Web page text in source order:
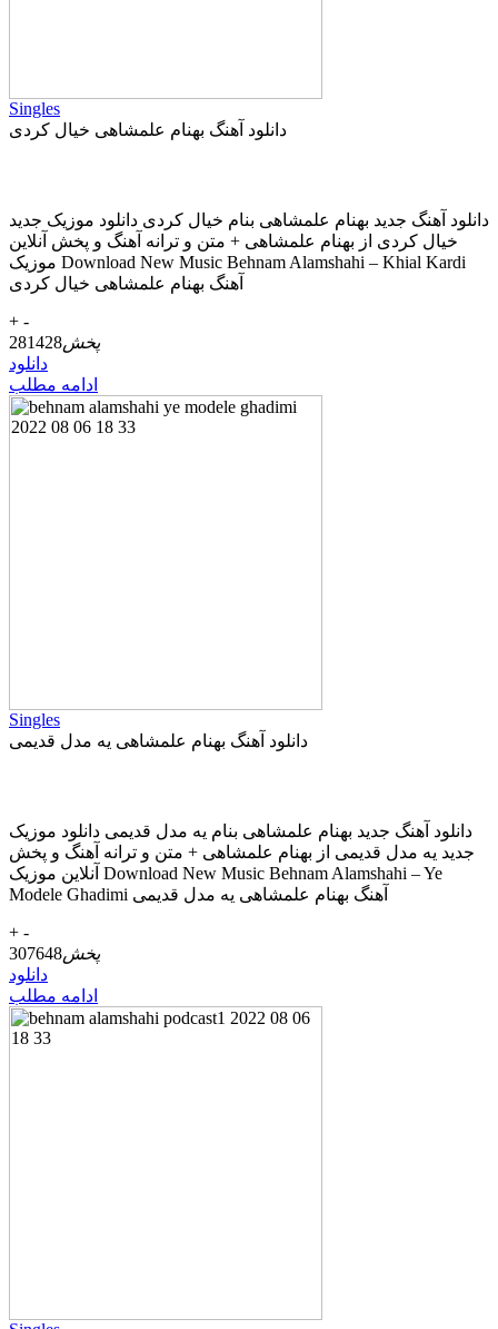
Singles
دانلود آهنگ بهنام علمشاهی خیال کردی
دانلود آهنگ جديد بهنام علمشاهی بنام خیال کردی دانلود موزیک جديد
خیال کردی از بهنام علمشاهی + متن و ترانه آهنگ و پخش آنلاين
موزيک Download New Music Behnam Alamshahi – Khial Kardi
آهنگ بهنام علمشاهی خیال کردی
+ -
پخش281428
دانلود
ادامه مطلب
Singles
دانلود آهنگ بهنام علمشاهی یه مدل قدیمی
دانلود آهنگ جديد بهنام علمشاهی بنام یه مدل قدیمی دانلود موزیک
جديد یه مدل قدیمی از بهنام علمشاهی + متن و ترانه آهنگ و پخش
آنلاين موزيک Download New Music Behnam Alamshahi – Ye
Modele Ghadimi آهنگ بهنام علمشاهی یه مدل قدیمی
+ -
پخش307648
دانلود
ادامه مطلب